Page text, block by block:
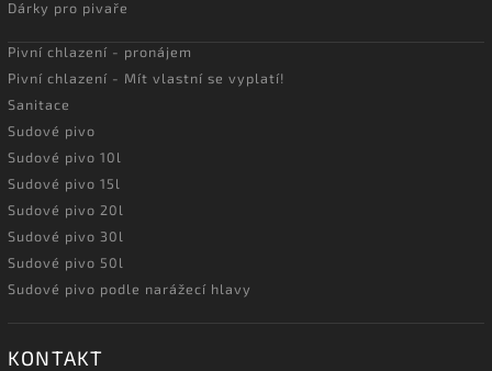
Dárky pro pivaře
Pivní chlazení - pronájem
Pivní chlazení - Mít vlastní se vyplatí!
Sanitace
Sudové pivo
Sudové pivo 10l
Sudové pivo 15l
Sudové pivo 20l
Sudové pivo 30l
Sudové pivo 50l
Sudové pivo podle narážecí hlavy
KONTAKT